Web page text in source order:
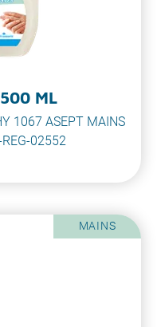
ML
1067 ASEPT MAINS
02552
MAINS